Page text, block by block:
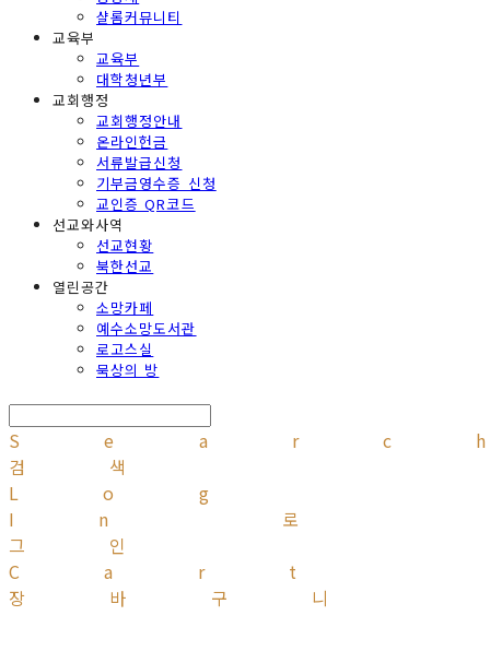
샬롬커뮤니티
교육부
교육부
대학청년부
교회행정
교회행정안내
온라인헌금
서류발급신청
기부금영수증 신청
교인증 QR코드
선교와사역
선교현황
북한선교
열린공간
소망카페
예수소망도서관
로고스실
묵상의 방
검색
Log
In
로
그인
Cart
장바구니